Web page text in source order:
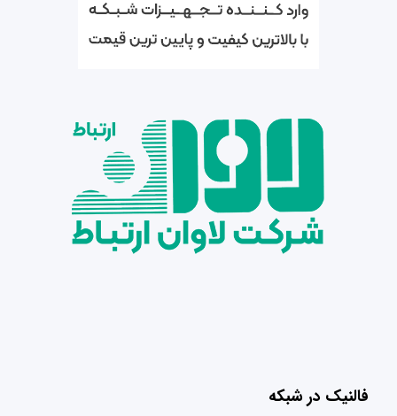
فالنیک در شبکه